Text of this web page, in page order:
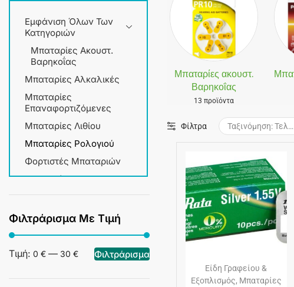
Εμφάνιση Όλων Των
Κατηγοριών
Μπαταρίες Ακουστ.
Βαρηκοΐας
Μπαταρίες Αλκαλικές
Μπαταρίες
Επαναφορτιζόμενες
Μπαταρίες Λιθίου
Μπαταρίες Ρολογιού
Φορτιστές Μπαταριών
Μπαταρίες
Φιλτράρισμα Με Τιμή
Φιλτράρισμα
Τιμή: 0 € — 30 €
Μπαταρίες ακουστ.
Βαρηκοΐας
13 προϊόντα
Φίλτρα
Είδη Γραφείου &
Εξοπλισμός, Μπαταρίες